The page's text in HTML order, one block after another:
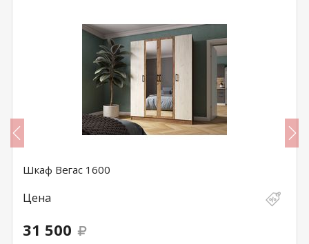
Шкаф Вегас 1600
Цена
31 500